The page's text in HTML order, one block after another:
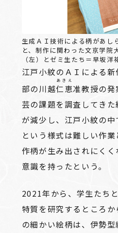
生成ＡＩ技術による柄があし
と、制作に関わった文京学院
（左）とゼミ生たち＝早坂洋
江戸小紋のＡＩによる
部の川越仁恵
あきえ
准教授の
芸の課題を調査してき
が減少し、江戸小紋の中
という様式は難しい作
作柄が生み出されにく
意識を持ったという。
2021年から、学生たち
特質を研究するところ
の細かい絵柄は、伊勢